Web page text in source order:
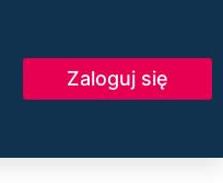
Zaloguj się